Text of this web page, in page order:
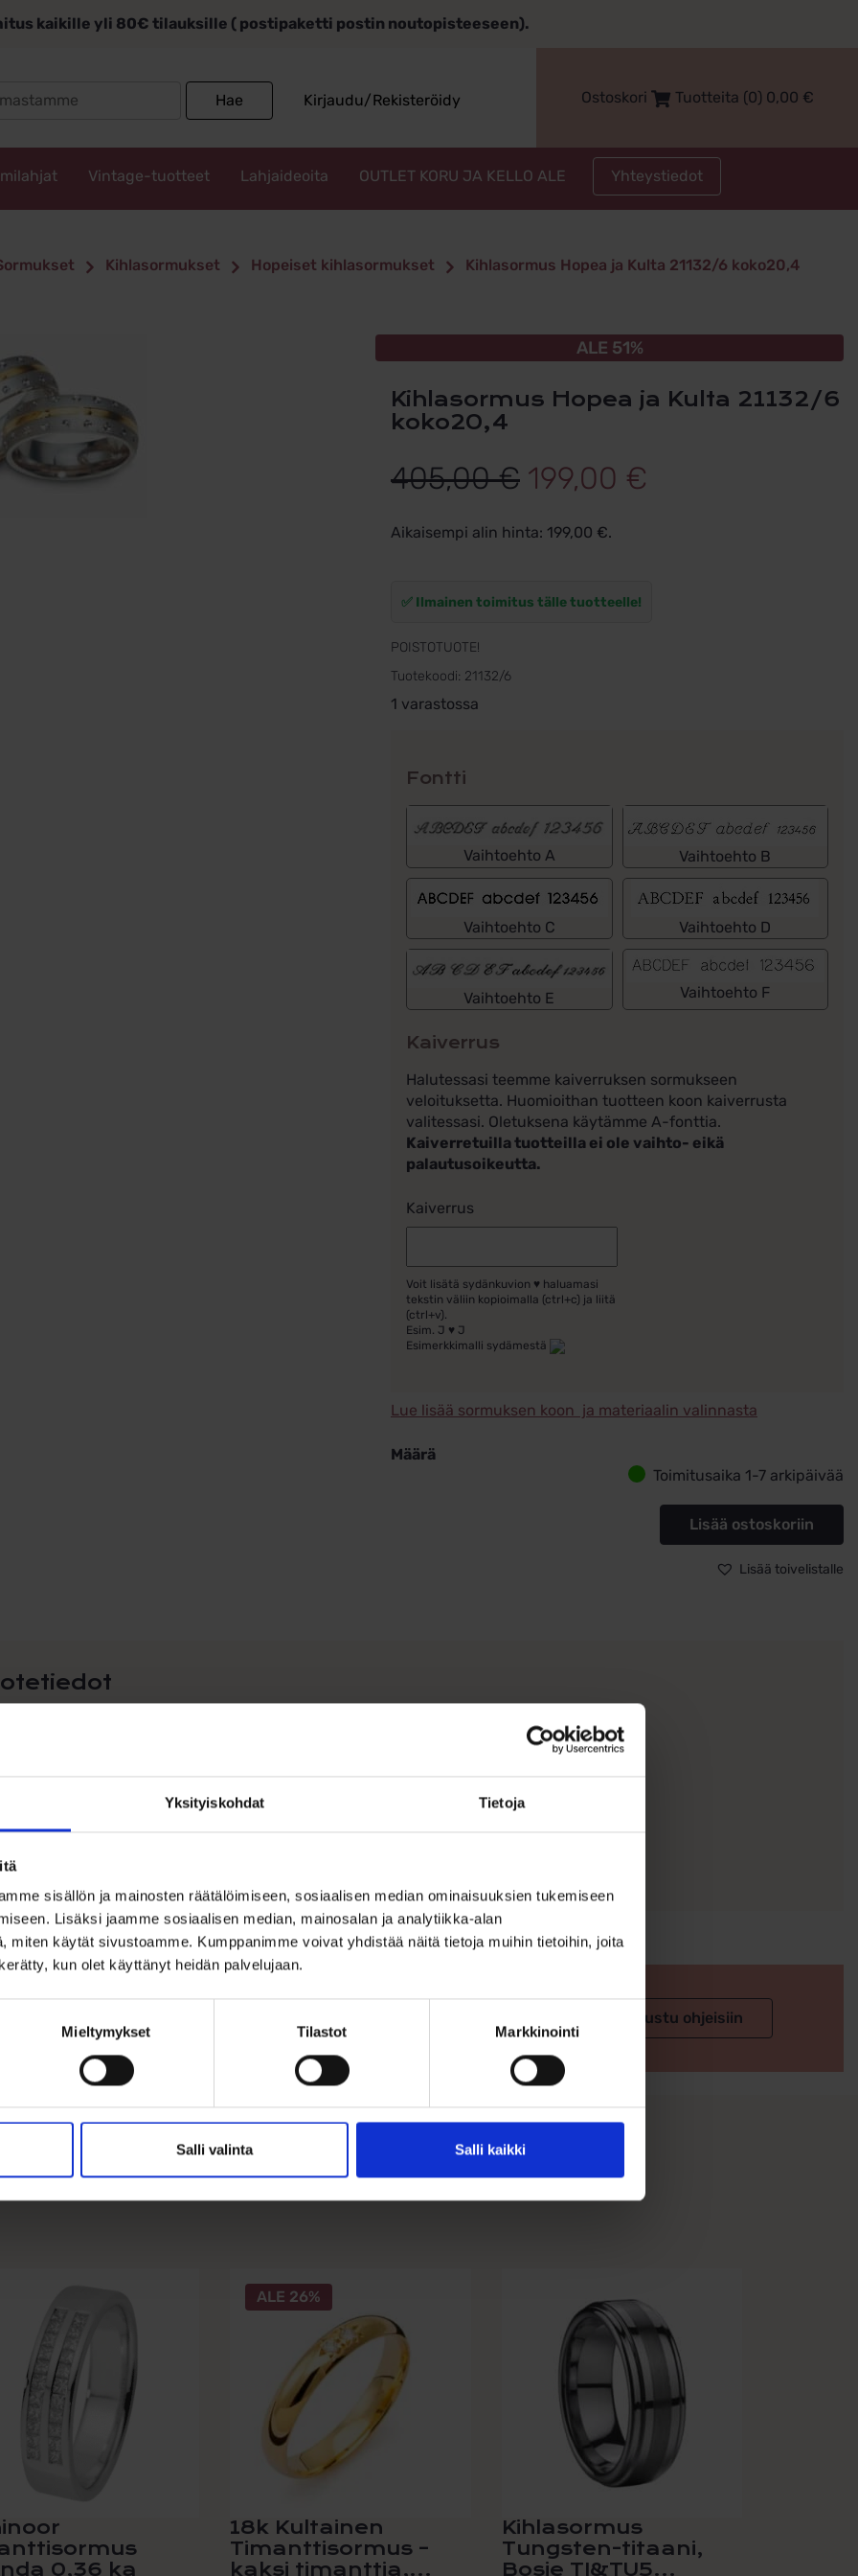
Yksityiskohdat Tietoja
sisällön ja mainosten räätälöimiseen, sosiaalisen median ominaisuuksien tukemiseen
Lisäksi jaamme sosiaalisen median, mainosalan ja analytiikka-alan
miten käytät sivustoamme. Kumppanimme voivat yhdistää näitä tietoja muihin tietoihin, joita
kun olet käyttänyt heidän palvelujaan.
Mieltymykset Tilastot Markkinointi
Salli valinta Salli kaikki
kaikille yli 80€ tilauksille ( postipaketti postin noutopisteeseen).
Hae Kirjaudu/Rekisteröidy Ostoskori Tuotteita (0) 0,00 €
Vintage-tuotteet Lahjaideoita OUTLET KORU JA KELLO ALE Yhteystiedot
Kihlasormukset Hopeiset kihlasormukset Kihlasormus Hopea ja Kulta 21132/6 koko20,4
ALE 51%
Kihlasormus Hopea ja Kulta 21132/6
koko20,4
405,00€ Alkuperäinen
hinta
405,00 €.
199,00 €
Aikaisempi alin hinta: 199,00 €.
✅ Ilmainen toimitus tälle tuotteelle!
POISTOTUOTE!
Tuotekoodi: 21132/6
1 varastossa
Fontti
Vaihtoehto A Vaihtoehto B
Vaihtoehto C Vaihtoehto D
Vaihtoehto E Vaihtoehto F
Kaiverrus
Halutessasi teemme kaiverruksen sormukseen
veloituksetta. Huomioithan tuotteen koon kaiverrusta
valitessasi. Oletuksena käytämme A-fonttia.
Kaiverretuilla tuotteilla ei ole vaihto- eikä
palautusoikeutta.
Kaiverrus
Voit lisätä sydänkuvion ♥ haluamasi
tekstin väliin kopioimalla (ctrl+c) ja liitä
(ctrl+v).
Esim. J ♥ J
Esimerkkimalli sydämestä
Lue lisää sormuksen koon ja materiaalin valinnasta
Määrä
Toimitusaika 1-7 arkipäivää
Lisää ostoskoriin
Lisää toivelistalle
Kaiverretuilla tuotteilla ei ole vaihto tai palautusoikeutta.
poistuu valikoimastamme.
Tutustu ohjeisiin
0,36 ka
ALE 26%
18k Kultainen
Timanttisormus –
kaksi timanttia,...
Kihlasormus
Tungsten-titaani,
Bosie TI&TU5...